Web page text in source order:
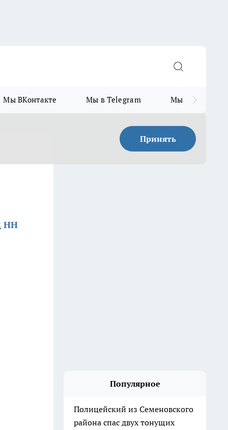
Мы ВКонтакте Мы в Telegram Мы в MAX
Принять
НН
Популярное
Полицейский из Семеновского
района спас двух тонущих